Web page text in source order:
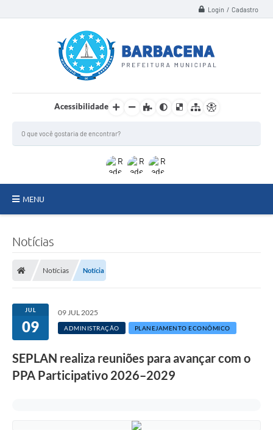
Login / Cadastro
Acessibilidade
MENU
Meio Ambiente
Ouvidoria
Serviços
Notícias
Notícias Notícia
JUL
09
09 JUL 2025
ADMINISTRAÇÃO PLANEJAMENTO ECONÔMICO
SEPLAN realiza reuniões para avançar com o
PPA Participativo 2026–2029